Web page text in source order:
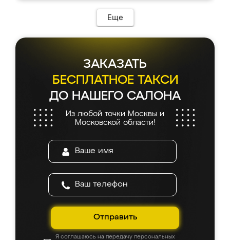
Еще
ЗАКАЗАТЬ
БЕСПЛАТНОЕ ТАКСИ
ДО НАШЕГО САЛОНА
Из любой точки Москвы и
Московской области!
Отправить
Я соглашаюсь на передачу персональных